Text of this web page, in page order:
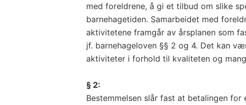
med foreldrene, å gi et tilbud om slike
barnehagetiden. Samarbeidet med
aktivitetene framgår av årsplanen som
jf. barnehageloven §§ 2 og 4. Det kan
aktiviteter i forhold til kvaliteten og
§ 2:
Bestemmelsen slår fast at betalingen